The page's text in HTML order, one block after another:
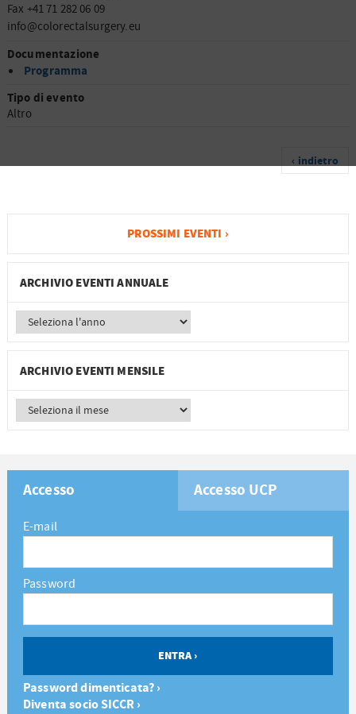
Fax +41 71 282 06 09
info@colorectalsurgery.eu
Documentazione
Programma
Tipo di evento
Altro
‹ indietro
PROSSIMI EVENTI ›
ARCHIVIO EVENTI ANNUALE
ARCHIVIO EVENTI MENSILE
Accesso Accesso UCP
E-mail
Password
Password dimenticata? ›
Diventa socio SICCR ›